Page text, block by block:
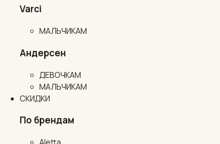
Varci
МАЛЬЧИКАМ
Андерсен
ДЕВОЧКАМ
МАЛЬЧИКАМ
СКИДКИ
По брендам